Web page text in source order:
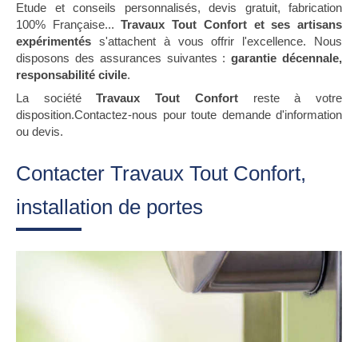
Etude et conseils personnalisés, devis gratuit, fabrication
100% Française...Travaux Tout Confort et ses artisans
expérimentés s'attachent à vous offrir l'excellence. Nous
disposons des assurances suivantes :garantie décennale,
responsabilité civile.
La sociétéTravaux Tout Confortreste à votre
disposition.Contactez-nous pour toute demande d'information
ou devis.
Contacter Travaux Tout Confort,
installation de portes